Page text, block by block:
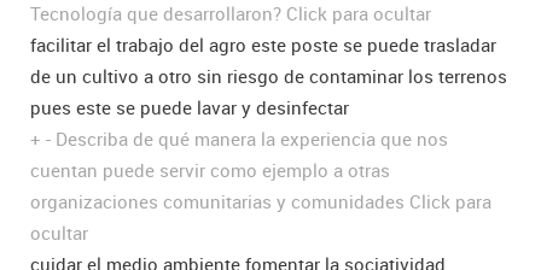
Tecnología que desarrollaron? Click para ocultar
facilitar el trabajo del agro este poste se puede trasladar
de un cultivo a otro sin riesgo de contaminar los terrenos
pues este se puede lavar y desinfectar
+ - Describa de qué manera la experiencia que nos
cuentan puede servir como ejemplo a otras
organizaciones comunitarias y comunidades Click para
ocultar
cuidar el medio ambiente fomentar la sociatividad